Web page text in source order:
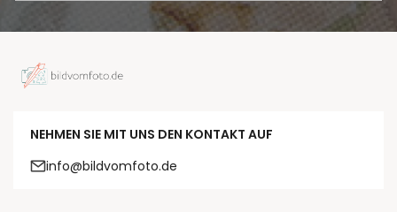
NEHMEN SIE MIT UNS DEN KONTAKT AUF
info@bildvomfoto.de